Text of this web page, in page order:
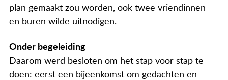
plan gemaakt zou worden, ook twee vriendinnen
en buren wilde uitnodigen.
Onder begeleiding
Daarom werd besloten om het stap voor stap te
doen: eerst een bijeenkomst om gedachten en